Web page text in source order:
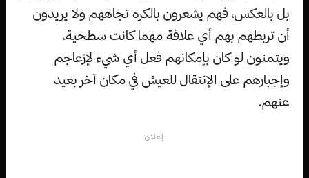
بل بالعكس، فهم يشعرون بالكره تجاههم ولا يريدون
أن تربطهم بهم أي علاقة مهما كانت سطحية،
ويتمنون لو كان بإمكانهم فعل أي شيء لإزعاجم
وإجبارهم على الإنتقال للعيش في مكان آخر بعيد
عنهم.
إعلان